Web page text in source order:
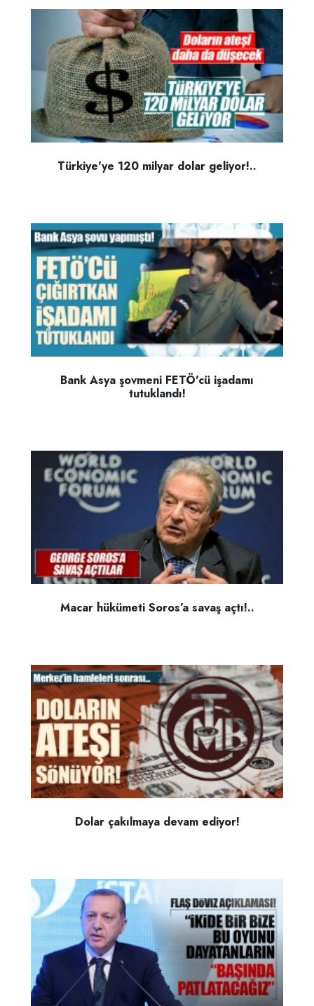
Türkiye'ye 120 milyar dolar geliyor!..
Bank Asya şovmeni FETÖ'cü işadamı
tutuklandı!
Macar hükümeti Soros’a savaş açtı!..
Dolar çakılmaya devam ediyor!